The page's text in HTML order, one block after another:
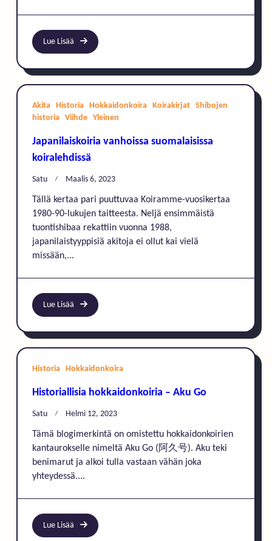
Lue Lisää
Akita Historia Hokkaidonkoira Koirakirjat
Shibojen
historia
Viihde Yleinen
Japanilaiskoiria vanhoissa suomalaisissa
koiralehdissä
Satu Maalis 6, 2023
Tällä kertaa pari puuttuvaa Koiramme-vuosikertaa
1980-90-lukujen taitteesta. Neljä ensimmäistä
tuontishibaa rekattiin vuonna 1988,
japanilaistyyppisiä akitoja ei ollut kai vielä
missään,...
Lue Lisää
Historia Hokkaidonkoira
Historiallisia hokkaidonkoiria – Aku Go
Satu Helmi 12, 2023
Tämä blogimerkintä on omistettu hokkaidonkoirien
kantaurokselle nimeltä Aku Go (阿久号). Aku teki
benimarut ja alkoi tulla vastaan vähän joka
yhteydessä....
Lue Lisää